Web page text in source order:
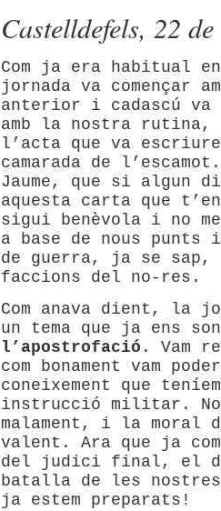
Castelldefels, 22
Com ja era habitual
jornada va començar
anterior i cadascú
amb la nostra rutina,
l’acta que va
camarada de
Jaume, que si algun
aquesta carta que
sigui benèvola i no
a base de nous punts
de guerra, ja se sap,
faccions del no-res.
Com anava dient, la
un tema que ja ens
l’apostrofació . Vam
com bonament vam
coneixement que
instrucció militar.
malament, i la moral
valent. Ara que ja
del judici final, el
batalla de les nostres
ja estem preparats!